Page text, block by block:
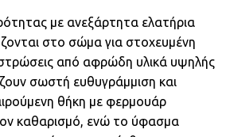
με ανεξάρτητα ελατήρια
στο σώμα για στοχευμένη
στρώσεις από αφρώδη υλικά υψηλής
σωστή ευθυγράμμιση και
θήκη με φερμουάρ
καθαρισμό, ενώ το ύφασμα